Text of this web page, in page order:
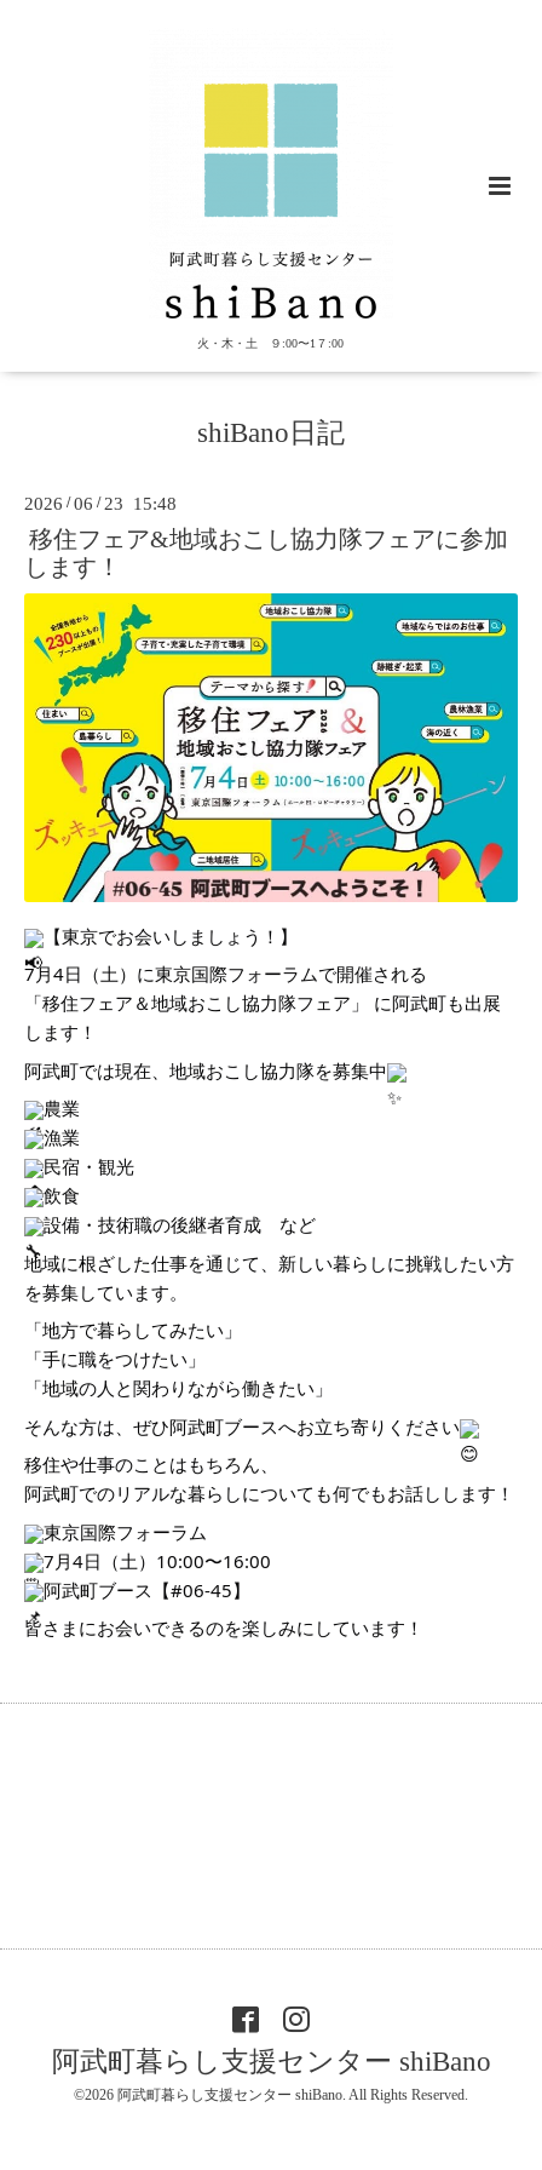
火・木・土 ９:00〜1７:00
shiBano日記
2026 /06 / 23 15:48
移住フェア&地域おこし協力隊フェアに参加
します！
【東京でお会いしましょう！】
7月4日（土）に東京国際フォーラムで開催される
「移住フェア＆地域おこし協力隊フェア」 に阿武町も出展
します！
阿武町では現在、地域おこし協力隊を募集中
農業
漁業
民宿・観光
飲食
設備・技術職の後継者育成 など
地域に根ざした仕事を通じて、新しい暮らしに挑戦したい方
を募集しています。
「地方で暮らしてみたい」
「手に職をつけたい」
「地域の人と関わりながら働きたい」
そんな方は、ぜひ阿武町ブースへお立ち寄りください
移住や仕事のことはもちろん、
阿武町でのリアルな暮らしについても何でもお話しします！
東京国際フォーラム
7月4日（土）10:00〜16:00
阿武町ブース【#06-45】
皆さまにお会いできるのを楽しみにしています！
阿武町暮らし支援センター shiBano
©2026 阿武町暮らし支援センター shiBano . All Rights Reserved.